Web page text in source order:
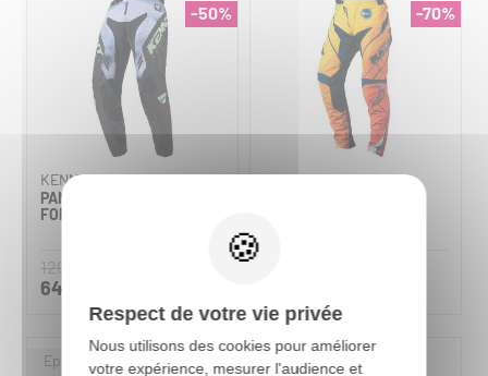
-50%
KENNY
PANTALON MOTOCROSS
FORCE
129,90 €
64,95 €
-70%
KENNY
Respect de votre vie privée
Nous utilisons des cookies pour améliorer
votre expérience, mesurer l'audience et